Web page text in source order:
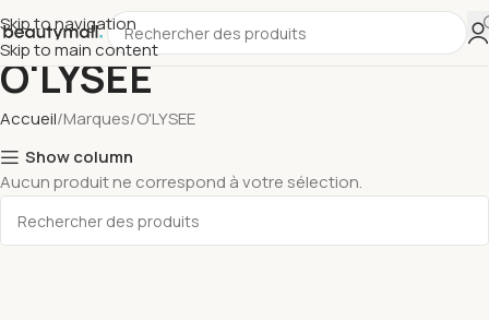
Skip to navigation
Skip to main content
O'LYSEE
Accueil Marques O'LYSEE
Show column
Aucun produit ne correspond à votre sélection.